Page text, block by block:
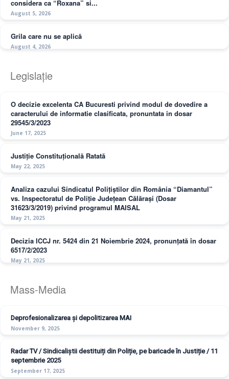
considera ca “Roxana” si...
August 5, 2026
Grila care nu se aplică
August 4, 2026
Legislație
O decizie excelenta CA Bucuresti privind modul de dovedire a
caracterului de informatie clasificata, pronuntata in dosar
29545/3/2023
June 17, 2025
Justiție Constituțională Ratată
May 22, 2025
Analiza cazului Sindicatul Polițiștilor din România “Diamantul”
vs. Inspectoratul de Poliție Județean Călărași (Dosar
31623/3/2019) privind programul MAISAL
May 21, 2025
Decizia ICCJ nr. 5424 din 21 Noiembrie 2024, pronunțată în dosar
6517/2/2023
May 21, 2025
Mass-Media
Deprofesionalizarea și depolitizarea MAI
November 9, 2025
Radar TV / Sindicaliștii destituiți din Poliție, pe baricade în Justiție / 11
septembrie 2025
September 17, 2025